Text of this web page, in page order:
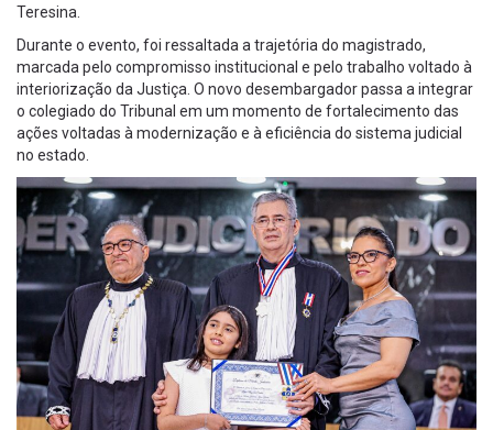
Teresina.
Durante o evento, foi ressaltada a trajetória do magistrado,
marcada pelo compromisso institucional e pelo trabalho voltado à
interiorização da Justiça. O novo desembargador passa a integrar
o colegiado do Tribunal em um momento de fortalecimento das
ações voltadas à modernização e à eficiência do sistema judicial
no estado.